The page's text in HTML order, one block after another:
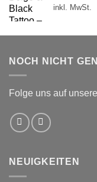
inkl. MwSt.
NOCH NICHT
Folge uns auf
NEUIGKEITEN